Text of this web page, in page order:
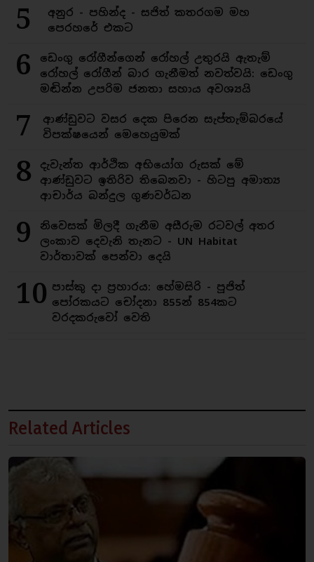
5
අනුර - පහින්ද - සජිත් කතරගම මහ
පෙරහරේ එකට
6
ඩෙංගු රෝගීන්ගෙන් රෝහල් උතුරයි ඇතැම්
රෝහල් රෝගීන් බාර ගැනීමත් නවත්වයි: ඩෙංගු
මඬින්න උපරිම ජනතා සහාය අවශ්‍යයි
7
ආණ්ඩුවට වසර දෙක පිරෙන සැප්තැම්බරයේ
විපක්ෂයෙන් මෙහෙයුමක්
8
දැවැන්ත ආර්ථික අභියෝග රුසක් මේ
ආණ්ඩුවට ඉතිරිව තිබෙනවා - හිටපු අමාත්‍ය
ආචාර්ය බන්දුල ගුණවර්ධන
9
නිවෙසක් මිලදී ගැනීම අසීරුම රටවල් අතර
ලංකාව දෙවැනි තැනට - UN Habitat
වාර්තාවක් පෙන්වා දෙයි
10 පාස්කු දා ප්‍රහාරය: හේමසිරි - පූජිත්
පෝරකයට චෝදනා 855න් 854කට
වරදකරුවෝ වෙති
Related Articles